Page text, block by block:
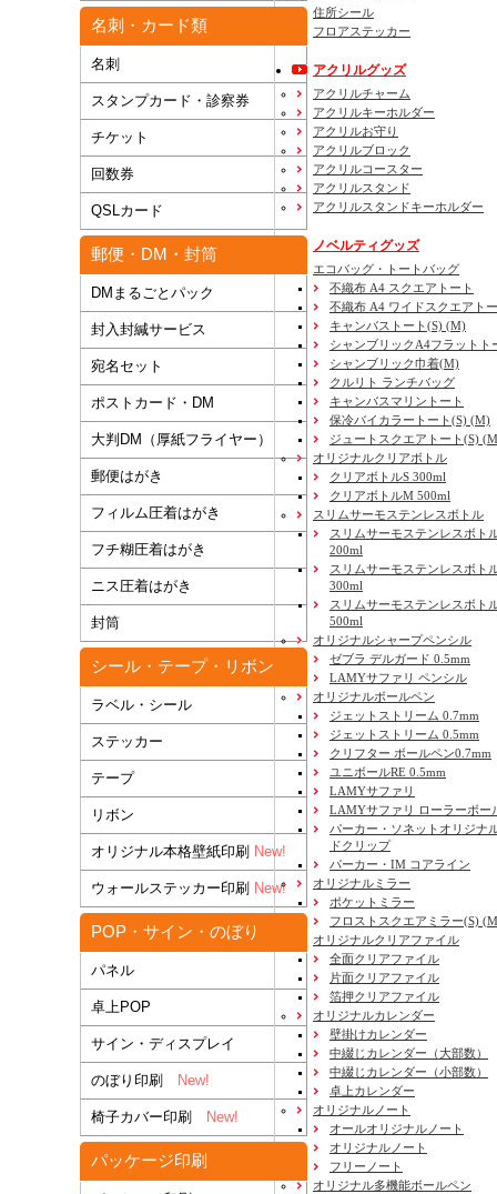
名刺・カード類
名刺
スタンプカード・診察券
チケット
回数券
QSLカード
郵便・DM・封筒
DMまるごとパック
封入封緘サービス
宛名セット
ポストカード・DM
大判DM（厚紙フライヤー）
郵便はがき
フィルム圧着はがき
フチ糊圧着はがき
ニス圧着はがき
封筒
シール・テープ・リボン
ラベル・シール
ステッカー
テープ
リボン
オリジナル本格壁紙印刷 New!
ウォールステッカー印刷 New!
POP・サイン・のぼり
パネル
卓上POP
サイン・ディスプレイ
のぼり印刷 New!
椅子カバー印刷 New!
パッケージ印刷
住所シール
フロアステッカー
アクリルグッズ
アクリルチャーム
アクリルキーホルダー
アクリルお守り
アクリルブロック
アクリルコースター
アクリルスタンド
アクリルスタンドキーホルダー
ノベルティグッズ
エコバッグ・トートバッグ
不織布 A4 スクエアトート
不織布 A4 ワイドスクエアト
キャンバストート(S) (M)
シャンブリックA4フラットト
シャンブリック巾着(M)
クルリト ランチバッグ
キャンバスマリントート
保冷バイカラートート(S) (M)
ジュートスクエアトート(S)
オリジナルクリアボトル
クリアボトルS 300ml
クリアボトルM 500ml
スリムサーモステンレスボトル
スリムサーモステンレスボト
200ml
スリムサーモステンレスボト
300ml
スリムサーモステンレスボト
500ml
オリジナルシャープペンシル
ゼブラ デルガード 0.5mm
LAMYサファリ ペンシル
オリジナルボールペン
ジェットストリーム 0.7mm
ジェットストリーム 0.5mm
クリフター ボールペン0.7mm
ユニボールRE 0.5mm
LAMYサファリ
LAMYサファリ ローラーボー
パーカー・ソネットオリジナ
ドクリップ
パーカー・IM コアライン
オリジナルミラー
ポケットミラー
フロストスクエアミラー(S)
オリジナルクリアファイル
全面クリアファイル
片面クリアファイル
箔押クリアファイル
オリジナルカレンダー
壁掛けカレンダー
中綴じカレンダー（大部数）
中綴じカレンダー（小部数）
卓上カレンダー
オリジナルノート
オールオリジナルノート
オリジナルノート
フリーノート
オリジナル多機能ボールペン